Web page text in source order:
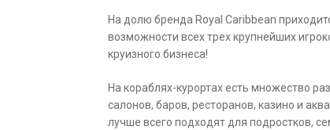
На долю бренда Royal Caribbean
возможности всех трех крупнейших
круизного бизнеса!
На кораблях-курортах есть множество
салонов, баров, ресторанов, казино и
лучше всего подходят для подростков,